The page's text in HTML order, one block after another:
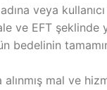
veya
ve EFT şeklinde
bedelinin
mal ve